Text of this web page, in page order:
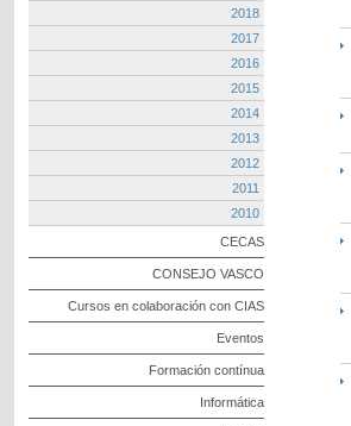
2018
2017
2016
2015
2014
2013
2012
2011
2010
CECAS
CONSEJO VASCO
Cursos en colaboración con CIAS
Eventos
Formación contínua
Informática